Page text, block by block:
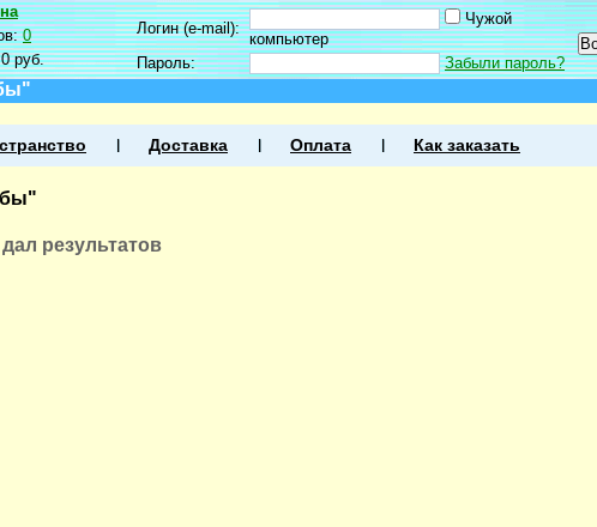
0
0 руб.
Логин (e-mail):
Чужой
компьютер
Пароль:
Забыли пароль?
Доставка Оплата Как заказать
результатов